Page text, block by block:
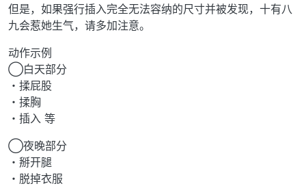
但是，如果强行插入完全无法容纳的尺寸并被发现，十有八
九会惹她生气，请多加注意。
动作示例
◯白天部分
・揉屁股
・揉胸
・插入 等
◯夜晚部分
・掰开腿
・脱掉衣服